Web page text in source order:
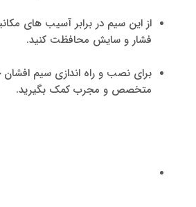
از این سیم در برابر آسیب های
فشار و سایش محافظت کنید.
برای نصب و راه اندازی سیم افشان
متخصص و مجرب کمک بگیرید.